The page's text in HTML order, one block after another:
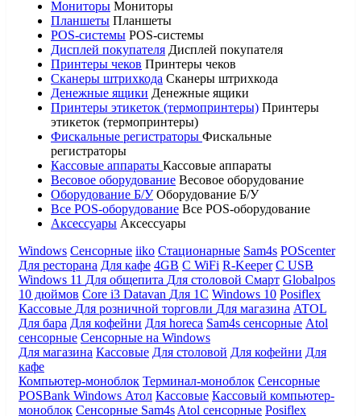
Мониторы Мониторы
Планшеты Планшеты
POS-системы POS-системы
Дисплей покупателя Дисплей покупателя
Принтеры чеков Принтеры чеков
Сканеры штрихкода Сканеры штрихкода
Денежные ящики Денежные ящики
Принтеры этикеток (термопринтеры) Принтеры
этикеток (термопринтеры)
Фискальные регистраторы Фискальные
регистраторы
Кассовые аппараты Кассовые аппараты
Весовое оборудование Весовое оборудование
Оборудование Б/У Оборудование Б/У
Все POS-оборудование Все POS-оборудование
Аксессуары Аксессуары
Windows Сенсорные iiko Стационарные Sam4s POScenter
Для ресторана Для кафе 4GB С WiFi R-Keeper С USB
Windows 11 Для общепита Для столовой Смарт Globalpos
10 дюймов Core i3 Datavan Для 1С Windows 10 Posiflex
Кассовые Для розничной торговли Для магазина ATOL
Для бара Для кофейни Для horeca Sam4s сенсорные Atol
сенсорные Сенсорные на Windows
Для магазина Кассовые Для столовой Для кофейни Для
кафе
Компьютер-моноблок Терминал-моноблок Сенсорные
POSBank Windows Атол Кассовые Кассовый компьютер-
моноблок Сенсорные Sam4s Atol сенсорные Posiflex